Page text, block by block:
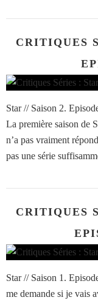
CRITIQUES
Star // Saison 2.
La première saison de
n’a pas vraiment
pas une série
CRITIQUES
Star // Saison 1.
me demande si je vais